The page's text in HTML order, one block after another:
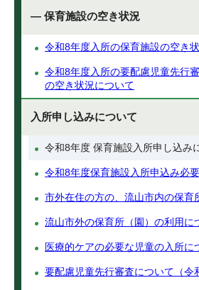
— 保育施設の空き状況
令和8年度入所の保育施設の空き
令和8年度入所の要配慮児童先行
の空き状況について
入所申し込みについて
令和8年度 保育施設入所申し込み
令和8年度保育施設入所申込み必
市外在住の方の、流山市内の保育
流山市外の保育所（園）の利用に
医療的ケアの必要な児童の入所に
要配慮児童先行審査について（令